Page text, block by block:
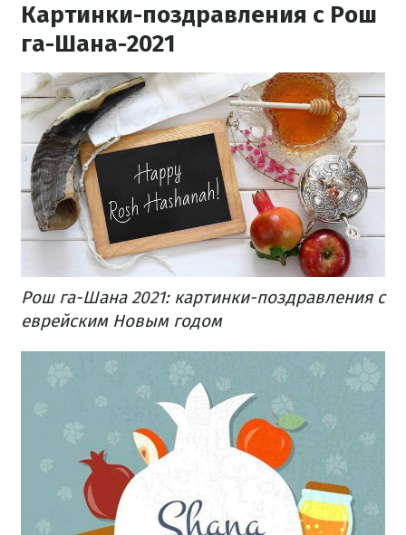
Картинки-поздравления с Рош
га-Шана-2021
Рош га-Шана 2021: картинки-поздравления с
еврейским Новым годом